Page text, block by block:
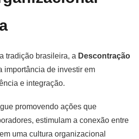
tradição brasileira, a Descontração
importância de investir em
e integração.
promovendo ações que
estimulam a conexão entre
uma cultura organizacional